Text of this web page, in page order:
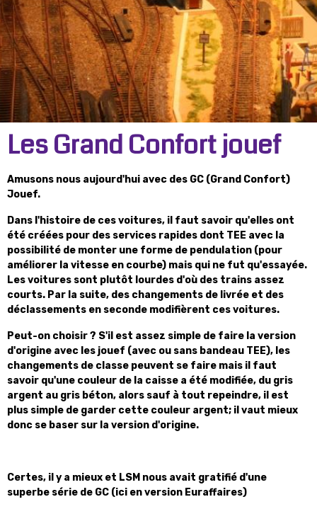
Les Grand Confort jouef
Amusons nous aujourd'hui avec des GC (Grand Confort)
Jouef.
Dans l'histoire de ces voitures, il faut savoir qu'elles ont
été créées pour des services rapides dont TEE avec la
possibilité de monter une forme de pendulation (pour
améliorer la vitesse en courbe) mais qui ne fut qu'essayée.
Les voitures sont plutôt lourdes d'où des trains assez
courts. Par la suite, des changements de livrée et des
déclassements en seconde modifièrent ces voitures.
Peut-on choisir ? S'il est assez simple de faire la version
d'origine avec les jouef (avec ou sans bandeau TEE), les
changements de classe peuvent se faire mais il faut
savoir qu'une couleur de la caisse a été modifiée, du gris
argent au gris béton, alors sauf à tout repeindre, il est
plus simple de garder cette couleur argent; il vaut mieux
donc se baser sur la version d'origine.
Certes, il y a mieux et LSM nous avait gratifié d'une
superbe série de GC (ici en version Euraffaires)